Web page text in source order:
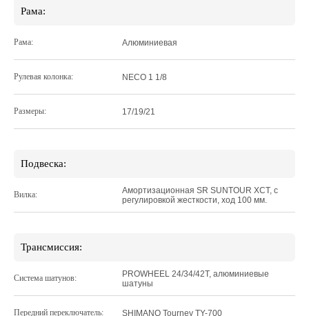
Рама:
Рама: Алюминиевая
Рулевая колонка: NECO 1 1/8
Размеры: 17/19/21
Подвеска:
Вилка:
Амортизационная SR SUNTOUR XCT, с
регулировкой жесткости, ход 100 мм.
Трансмиссия:
Система шатунов:
PROWHEEL 24/34/42T, алюминиевые
шатуны
Передний переключатель: SHIMANO Tourney TY-700